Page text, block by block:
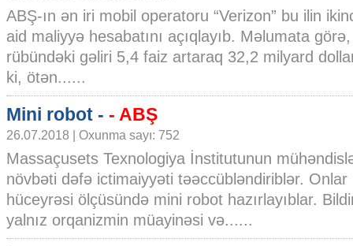
ABŞ-ın ən iri mobil operatoru “Verizon” bu ilin
aid maliyyə hesabatını açıqlayıb. Məlumata
rübündəki gəliri 5,4 faiz artaraq 32,2 milyard
ki, ötən......
Mini robot - - ABŞ
26.07.2018 | Oxunma sayı: 752
Massaçusets Texnologiya İnstitutunun
növbəti dəfə ictimaiyyəti təəccübləndiriblər. Onlar
hüceyrəsi ölçüsündə mini robot hazırlayıblar.
yalnız orqanizmin müayinəsi və......